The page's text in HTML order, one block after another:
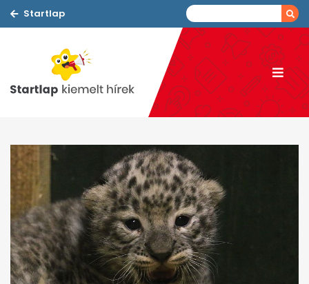
Startlap